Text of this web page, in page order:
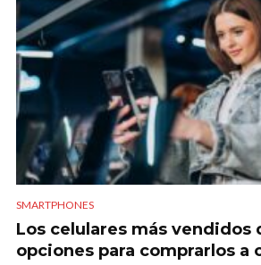
SMARTPHONES
Los celulares más vendidos
opciones para comprarlos a